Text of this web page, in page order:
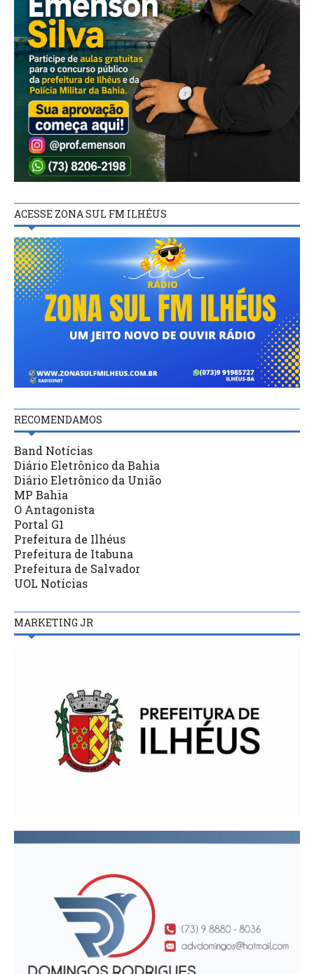
ACESSE ZONA SUL FM ILHÉUS
RECOMENDAMOS
Band Notícias
Diário Eletrônico da Bahia
Diário Eletrônico da União
MP Bahia
O Antagonista
Portal G1
Prefeitura de Ilhéus
Prefeitura de Itabuna
Prefeitura de Salvador
UOL Notícias
MARKETING JR